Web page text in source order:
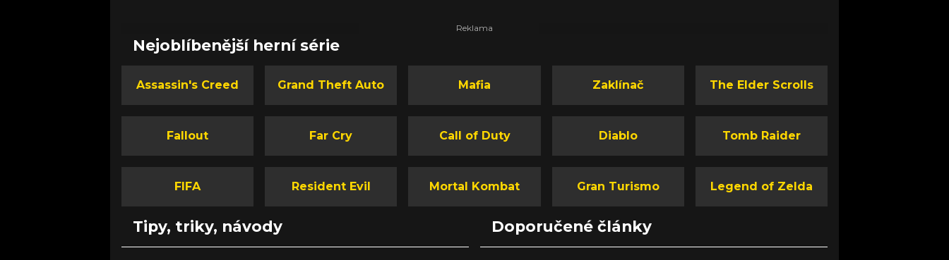
Nejoblíbenější herní série
Assassin's Creed Grand Theft Auto Mafia Zaklínač The Elder Scrolls
Fallout Far Cry Call of Duty Diablo Tomb Raider
FIFA Resident Evil Mortal Kombat Gran Turismo Legend of Zelda
Tipy, triky, návody Doporučené články